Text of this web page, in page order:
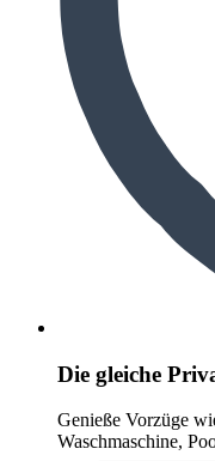
Die gleiche
Genieße Vorzüge
Waschmaschine,